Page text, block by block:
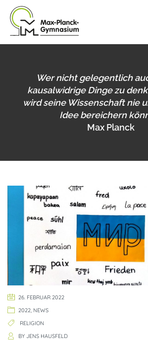
Wer nicht gelegentlich
kausalwidrige Dinge zu
wird seine Wissenschaft nie
Idee bereichern
Max Planck
26. FEBRUAR 2022
2022, NEWS
RELIGION
BY JENS HAUSFELD